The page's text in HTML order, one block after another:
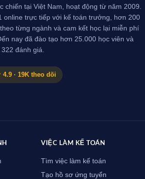
chiến tại Việt Nam, hoạt động từ năm 2009.
online trực tiếp với kế toán trưởng, hơn 200
từng ngành và cam kết học lại miễn phí
nay đã đào tạo hơn 25.000 học viên và
đánh giá.
· 19K theo dõi
VIỆC LÀM KẾ TOÁN
Tìm việc làm kế toán
Tạo hồ sơ ứng tuyển